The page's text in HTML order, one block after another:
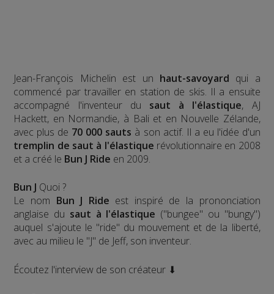
Jean-François Michelin est un haut-savoyard qui a
commencé par travailler en station de skis. Il a ensuite
accompagné l'inventeur du saut à l'élastique, AJ
Hackett, en Normandie, à Bali et en Nouvelle Zélande,
avec plus de 70 000 sauts à son actif. Il a eu l'idée d'un
tremplin de saut à l'élastique révolutionnaire en 2008
et a créé le Bun J Ride en 2009.
Bun J Quoi ?
Le nom Bun J Ride est inspiré de la prononciation
anglaise du saut à l'élastique ("bungee" ou "bungy")
auquel s'ajoute le "ride" du mouvement et de la liberté,
avec au milieu le "J" de Jeff, son inventeur.
Écoutez l'interview de son créateur ⬇